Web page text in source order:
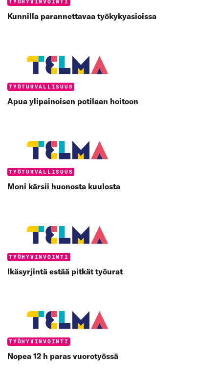
Categories:
Kunnilla parannettavaa työkykyasioissa
Categories:
TYÖTURVALLISUUS
Apua ylipainoisen potilaan hoitoon
Categories:
TYÖTURVALLISUUS
Moni kärsii huonosta kuulosta
Categories:
TYÖHYVINVOINTI
Ikäsyrjintä estää pitkät työurat
Categories:
TYÖHYVINVOINTI
Nopea 12 h paras vuorotyössä